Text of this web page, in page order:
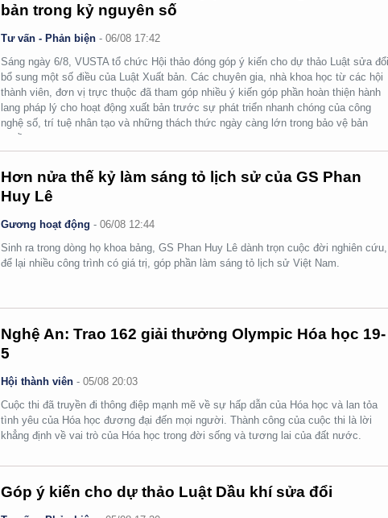
bản trong kỷ nguyên số
Tư vấn - Phản biện -06/08 17:42
Sáng ngày 6/8, VUSTA tổ chức Hội thảo đóng góp ý kiến cho dự thảo Luật sửa
bổ sung một số điều của Luật Xuất bản. Các chuyên gia, nhà khoa học từ các hội
thành viên, đơn vị trực thuộc đã tham góp nhiều ý kiến góp phần hoàn thiện hành
lang pháp lý cho hoạt động xuất bản trước sự phát triển nhanh chóng của công
nghệ số, trí tuệ nhân tạo và những thách thức ngày càng lớn trong bảo vệ bản
quyền.
Hơn nửa thế kỷ làm sáng tỏ lịch sử của GS Phan
Huy Lê
Gương hoạt động -06/08 12:44
Sinh ra trong dòng họ khoa bảng, GS Phan Huy Lê dành trọn cuộc đời nghiên cứu,
để lại nhiều công trình có giá trị, góp phần làm sáng tỏ lịch sử Việt Nam.
Nghệ An: Trao 162 giải thưởng Olympic Hóa học 19-
5
Hội thành viên -05/08 20:03
Cuộc thi đã truyền đi thông điệp mạnh mẽ về sự hấp dẫn của Hóa học và lan tỏa
tình yêu của Hóa học đương đại đến mọi người. Thành công của cuộc thi là lời
khẳng định về vai trò của Hóa học trong đời sống và tương lai của đất nước.
Góp ý kiến cho dự thảo Luật Dầu khí sửa đổi